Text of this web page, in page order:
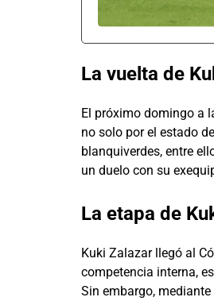
La vuelta de
El próximo domingo a
no solo por el estado
blanquiverdes, entre
un duelo con su
La etapa de
Kuki Zalazar llegó al
competencia interna,
Sin embargo,